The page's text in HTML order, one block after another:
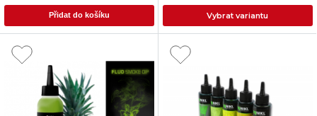
Přidat do košíku Vybrat variantu